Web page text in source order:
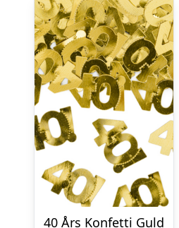
40 Års Konfetti Guld